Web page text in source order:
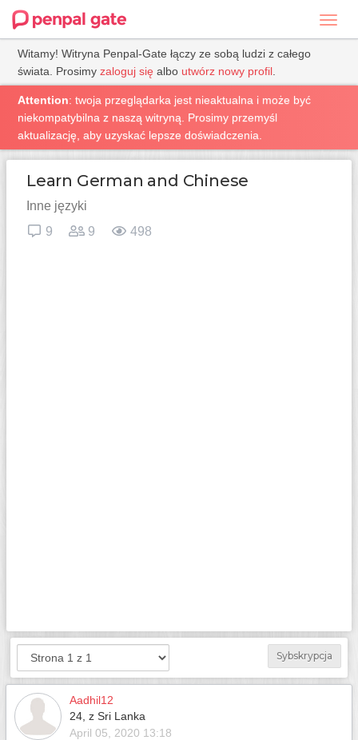
Witamy! Witryna Penpal-Gate łączy ze sobą ludzi z całego
świata. Prosimy zaloguj się albo utwórz nowy profil
Attention: twoja przeglądarka jest nieaktualna i może być
niekompatybilna z naszą witryną. Prosimy przemyśl
aktualizację, aby uzyskać lepsze doświadczenia.
Learn German and Chinese
Inne języki
498
9
9
Sybskrypcja
Aadhil12
24, z Sri Lanka
April 05, 2020 13:18